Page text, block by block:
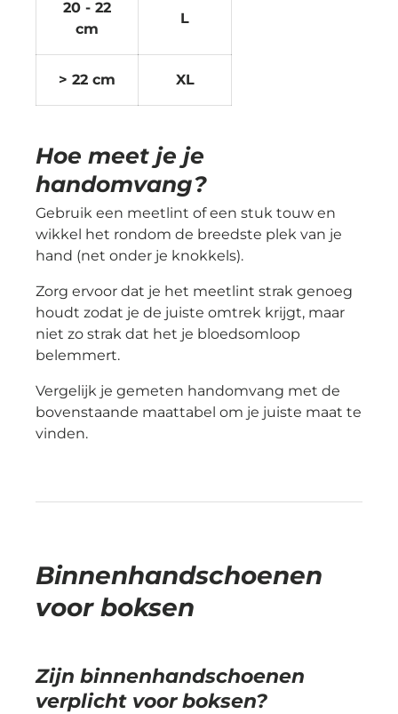
20 - 22
cm
L
> 22 cm XL
Hoe meet je je
handomvang?
Gebruik een meetlint of een stuk touw en
wikkel het rondom de breedste plek van je
hand (net onder je knokkels).
Zorg ervoor dat je het meetlint strak genoeg
houdt zodat je de juiste omtrek krijgt, maar
niet zo strak dat het je bloedsomloop
belemmert.
Vergelijk je gemeten handomvang met de
bovenstaande maattabel om je juiste maat te
vinden.
Binnenhandschoenen
voor boksen
Zijn binnenhandschoenen
verplicht voor boksen?